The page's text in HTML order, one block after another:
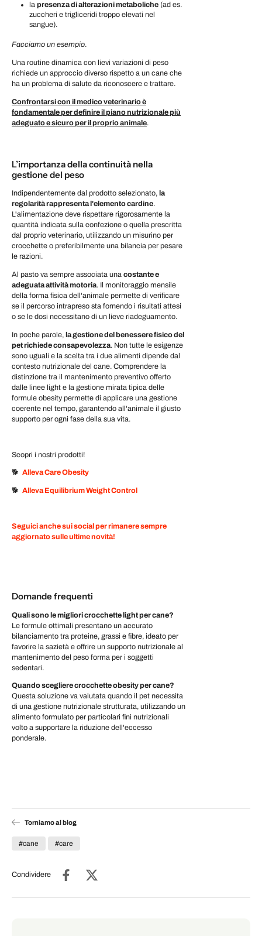
la presenza di alterazioni metaboliche (ad es.
zuccheri e trigliceridi troppo elevati nel
sangue).
Facciamo un esempio.
Una routine dinamica con lievi variazioni di peso
richiede un approccio diverso rispetto a un cane che
ha un problema di salute da riconoscere e trattare.
Confrontarsi con il medico veterinario è
fondamentale per definire il piano nutrizionale più
adeguato e sicuro per il proprio animale.
L’importanza della continuità nella
gestione del peso
Indipendentemente dal prodotto selezionato, la
regolarità rappresenta l'elemento cardine.
L'alimentazione deve rispettare rigorosamente la
quantità indicata sulla confezione o quella prescritta
dal proprio veterinario, utilizzando un misurino per
crocchette o preferibilmente una bilancia per pesare
le razioni.
Al pasto va sempre associata una costante e
adeguata attività motoria. Il monitoraggio mensile
della forma fisica dell'animale permette di verificare
se il percorso intrapreso sta fornendo i risultati attesi
o se le dosi necessitano di un lieve riadeguamento.
In poche parole, la gestione del benessere fisico del
pet richiede consapevolezza. Non tutte le esigenze
sono uguali e la scelta tra i due alimenti dipende dal
contesto nutrizionale del cane. Comprendere la
distinzione tra il mantenimento preventivo offerto
dalle linee light e la gestione mirata tipica delle
formule obesity permette di applicare una gestione
coerente nel tempo, garantendo all'animale il giusto
supporto per ogni fase della sua vita.
Scopri i nostri prodotti!
🐕 Alleva Care Obesity
🐕 Alleva Equilibrium Weight Control
Seguici anche sui social per rimanere sempre
aggiornato sulle ultime novità!
Domande frequenti
Quali sono le migliori crocchette light per cane?
Le formule ottimali presentano un accurato
bilanciamento tra proteine, grassi e fibre, ideato per
favorire la sazietà e offrire un supporto nutrizionale al
mantenimento del peso forma per i soggetti
sedentari.
Quando scegliere crocchette obesity per cane?
Questa soluzione va valutata quando il pet necessita
di una gestione nutrizionale strutturata, utilizzando un
alimento formulato per particolari fini nutrizionali
volto a supportare la riduzione dell'eccesso
ponderale.
Torniamo al blog
#cane #care
Condividere